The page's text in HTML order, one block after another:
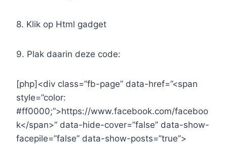
8. Klik op Html gadget
9. Plak daarin deze code:
[php]<div class=”fb-page” data-href=”<span
style=”color:
#ff0000;”>https://www.facebook.com/faceboo
k</span>” data-hide-cover=”false” data-show-
facepile=”false” data-show-posts=”true”>